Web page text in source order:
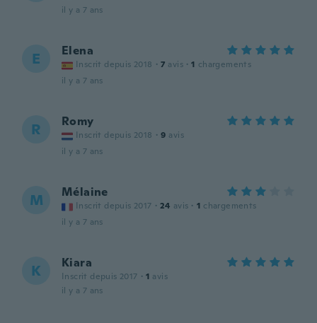
il y a 7 ans
E Elena
Inscrit depuis 2018 · 7 avis · 1 chargements
il y a 7 ans
R Romy
Inscrit depuis 2018 · 9 avis
il y a 7 ans
M Mélaine
Inscrit depuis 2017 · 24 avis · 1 chargements
il y a 7 ans
K Kiara
Inscrit depuis 2017 · 1 avis
il y a 7 ans